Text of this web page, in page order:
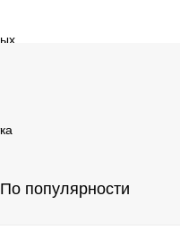
По популярности